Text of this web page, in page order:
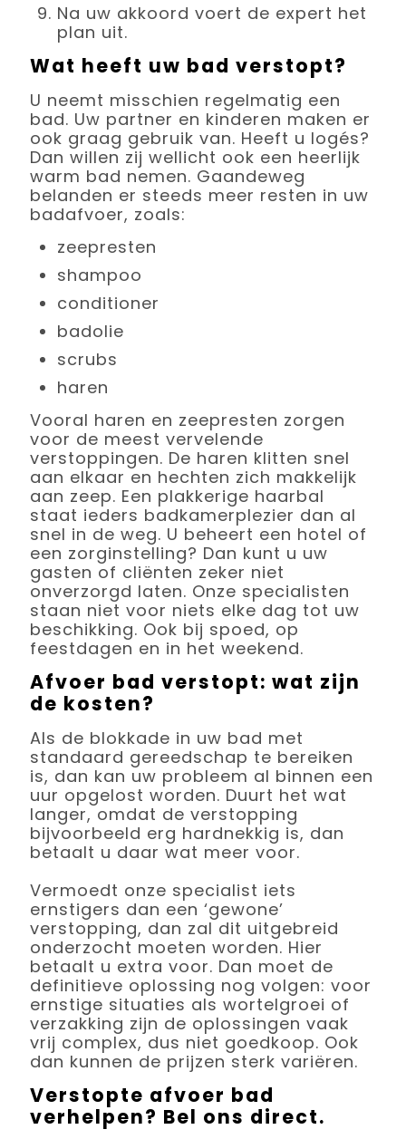
Na uw akkoord voert de expert het
plan uit.
Wat heeft uw bad verstopt?
U neemt misschien regelmatig een
bad. Uw partner en kinderen maken er
ook graag gebruik van. Heeft u logés?
Dan willen zij wellicht ook een heerlijk
warm bad nemen. Gaandeweg
belanden er steeds meer resten in uw
badafvoer, zoals:
zeepresten
shampoo
conditioner
badolie
scrubs
haren
Vooral haren en zeepresten zorgen
voor de meest vervelende
verstoppingen. De haren klitten snel
aan elkaar en hechten zich makkelijk
aan zeep. Een plakkerige haarbal
staat ieders badkamerplezier dan al
snel in de weg. U beheert een hotel of
een zorginstelling? Dan kunt u uw
gasten of cliënten zeker niet
onverzorgd laten. Onze specialisten
staan niet voor niets elke dag tot uw
beschikking. Ook bij spoed, op
feestdagen en in het weekend.
Afvoer bad verstopt: wat zijn
de kosten?
Als de blokkade in uw bad met
standaard gereedschap te bereiken
is, dan kan uw probleem al binnen een
uur opgelost worden. Duurt het wat
langer, omdat de verstopping
bijvoorbeeld erg hardnekkig is, dan
betaalt u daar wat meer voor.
Vermoedt onze specialist iets
ernstigers dan een ‘gewone’
verstopping, dan zal dit uitgebreid
onderzocht moeten worden. Hier
betaalt u extra voor. Dan moet de
definitieve oplossing nog volgen: voor
ernstige situaties als wortelgroei of
verzakking zijn de oplossingen vaak
vrij complex, dus niet goedkoop. Ook
dan kunnen de prijzen sterk variëren.
Verstopte afvoer bad
verhelpen? Bel ons direct.